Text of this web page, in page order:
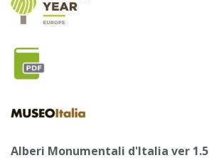
Alberi Monumentali d'Italia ver 1.5